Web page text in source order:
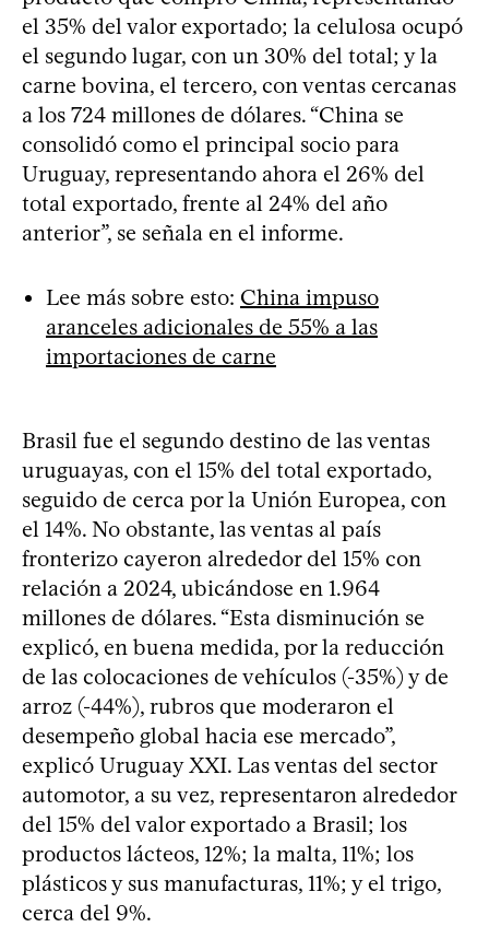
el 35% del valor exportado; la celulosa ocupó
el segundo lugar, con un 30% del total; y la
carne bovina, el tercero, con ventas cercanas
a los 724 millones de dólares. “China se
consolidó como el principal socio para
Uruguay, representando ahora el 26% del
total exportado, frente al 24% del año
anterior”, se señala en el informe.
Lee más sobre esto: China impuso
aranceles adicionales de 55% a las
importaciones de carne
Brasil fue el segundo destino de las ventas
uruguayas, con el 15% del total exportado,
seguido de cerca por la Unión Europea, con
el 14%. No obstante, las ventas al país
fronterizo cayeron alrededor del 15% con
relación a 2024, ubicándose en 1.964
millones de dólares. “Esta disminución se
explicó, en buena medida, por la reducción
de las colocaciones de vehículos (-35%) y de
arroz (-44%), rubros que moderaron el
desempeño global hacia ese mercado”,
explicó Uruguay XXI. Las ventas del sector
automotor, a su vez, representaron alrededor
del 15% del valor exportado a Brasil; los
productos lácteos, 12%; la malta, 11%; los
plásticos y sus manufacturas, 11%; y el trigo,
cerca del 9%.